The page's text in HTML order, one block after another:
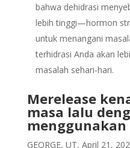
bahwa dehidrasi
lebih tinggi—hormon
untuk menangani
terhidrasi Anda akan
masalah sehari-hari.
Merelease
masa lalu
menggunakan
GEORGE, UT, April 21,